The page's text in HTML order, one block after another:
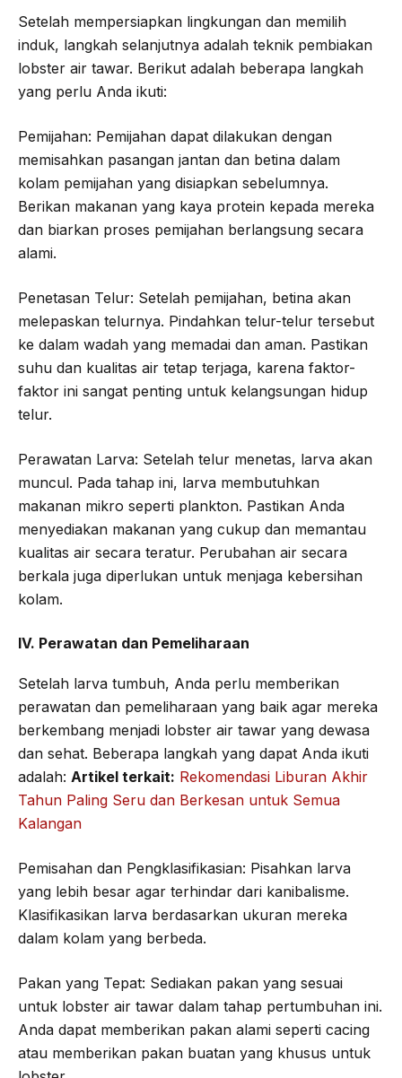
Setelah mempersiapkan lingkungan dan memilih
induk, langkah selanjutnya adalah teknik pembiakan
lobster air tawar. Berikut adalah beberapa langkah
yang perlu Anda ikuti:
Pemijahan: Pemijahan dapat dilakukan dengan
memisahkan pasangan jantan dan betina dalam
kolam pemijahan yang disiapkan sebelumnya.
Berikan makanan yang kaya protein kepada mereka
dan biarkan proses pemijahan berlangsung secara
alami.
Penetasan Telur: Setelah pemijahan, betina akan
melepaskan telurnya. Pindahkan telur-telur tersebut
ke dalam wadah yang memadai dan aman. Pastikan
suhu dan kualitas air tetap terjaga, karena faktor-
faktor ini sangat penting untuk kelangsungan hidup
telur.
Perawatan Larva: Setelah telur menetas, larva akan
muncul. Pada tahap ini, larva membutuhkan
makanan mikro seperti plankton. Pastikan Anda
menyediakan makanan yang cukup dan memantau
kualitas air secara teratur. Perubahan air secara
berkala juga diperlukan untuk menjaga kebersihan
kolam.
IV. Perawatan dan Pemeliharaan
Setelah larva tumbuh, Anda perlu memberikan
perawatan dan pemeliharaan yang baik agar mereka
berkembang menjadi lobster air tawar yang dewasa
dan sehat. Beberapa langkah yang dapat Anda ikuti
adalah: Artikel terkait: Rekomendasi Liburan Akhir
Tahun Paling Seru dan Berkesan untuk Semua
Kalangan
Pemisahan dan Pengklasifikasian: Pisahkan larva
yang lebih besar agar terhindar dari kanibalisme.
Klasifikasikan larva berdasarkan ukuran mereka
dalam kolam yang berbeda.
Pakan yang Tepat: Sediakan pakan yang sesuai
untuk lobster air tawar dalam tahap pertumbuhan ini.
Anda dapat memberikan pakan alami seperti cacing
atau memberikan pakan buatan yang khusus untuk